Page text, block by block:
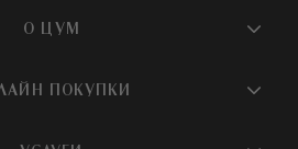
О ЦУМ
О магазине
ПОКУПКИ